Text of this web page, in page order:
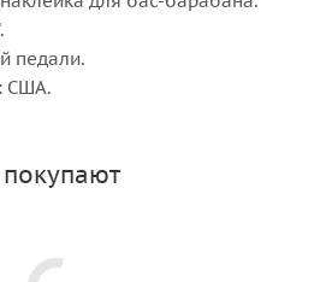
педали.
США.